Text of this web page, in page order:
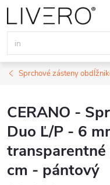
Prejsť
na
obsah
Sprchové zásteny
CERANO -
Duo Ľ/P - 6
cm - pántový